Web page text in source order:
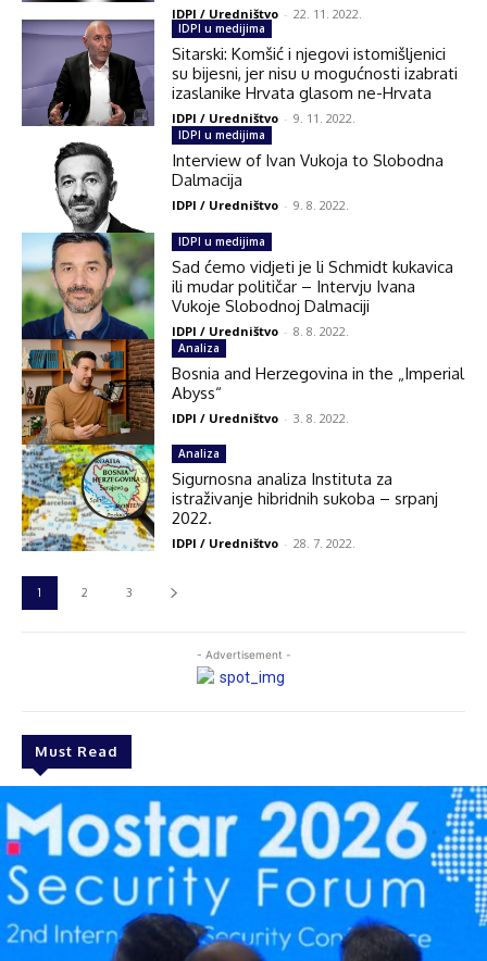
- Advertisement -
Must Read
IDPI / Uredništvo - 22. 11. 2022.
IDPI u medijima
Sitarski: Komšić i njegovi istomišljenici
su bijesni, jer nisu u mogućnosti izabrati
izaslanike Hrvata glasom ne-Hrvata
IDPI / Uredništvo - 9. 11. 2022.
IDPI u medijima
Interview of Ivan Vukoja to Slobodna
Dalmacija
IDPI / Uredništvo - 9. 8. 2022.
IDPI u medijima
Sad ćemo vidjeti je li Schmidt kukavica
ili mudar političar – Intervju Ivana
Vukoje Slobodnoj Dalmaciji
IDPI / Uredništvo - 8. 8. 2022.
Analiza
Bosnia and Herzegovina in the „Imperial
Abyss“
IDPI / Uredništvo - 3. 8. 2022.
Analiza
Sigurnosna analiza Instituta za
istraživanje hibridnih sukoba – srpanj
2022.
IDPI / Uredništvo - 28. 7. 2022.
1 2 3